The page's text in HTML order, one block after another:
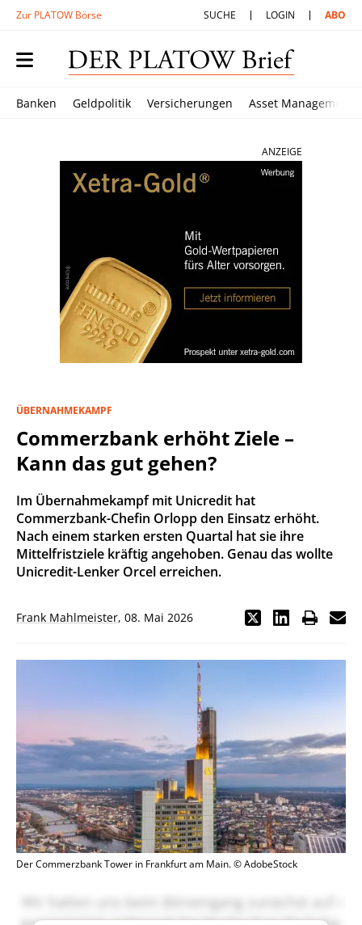
Zur PLATOW Börse SUCHE LOGIN ABO
Banken Geldpolitik Versicherungen Asset Management
ANZEIGE
ÜBERNAHMEKAMPF
Commerzbank erhöht Ziele –
Kann das gut gehen?
Im Übernahmekampf mit Unicredit hat
Commerzbank-Chefin Orlopp den Einsatz erhöht.
Nach einem starken ersten Quartal hat sie ihre
Mittelfristziele kräftig angehoben. Genau das wollte
Unicredit-Lenker Orcel erreichen.
Frank Mahlmeister, 08. Mai 2026
Der Commerzbank Tower in Frankfurt am Main. © AdobeStock